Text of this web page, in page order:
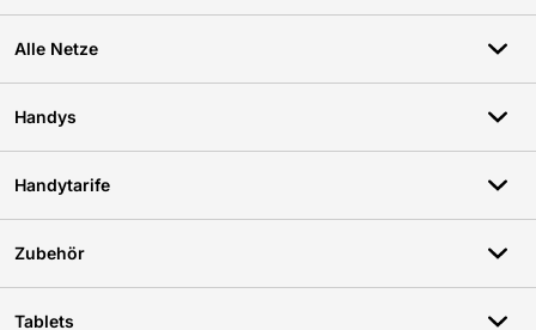
Alle Netze
Handys
Handytarife
Zubehör
Tablets